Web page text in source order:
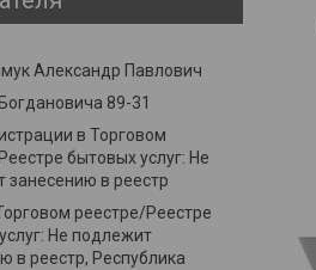
Александр Павлович
89-31
в Торговом
бытовых услуг: Не
занесению в реестр
реестре/Реестре
Не подлежит
в реестр, Республика